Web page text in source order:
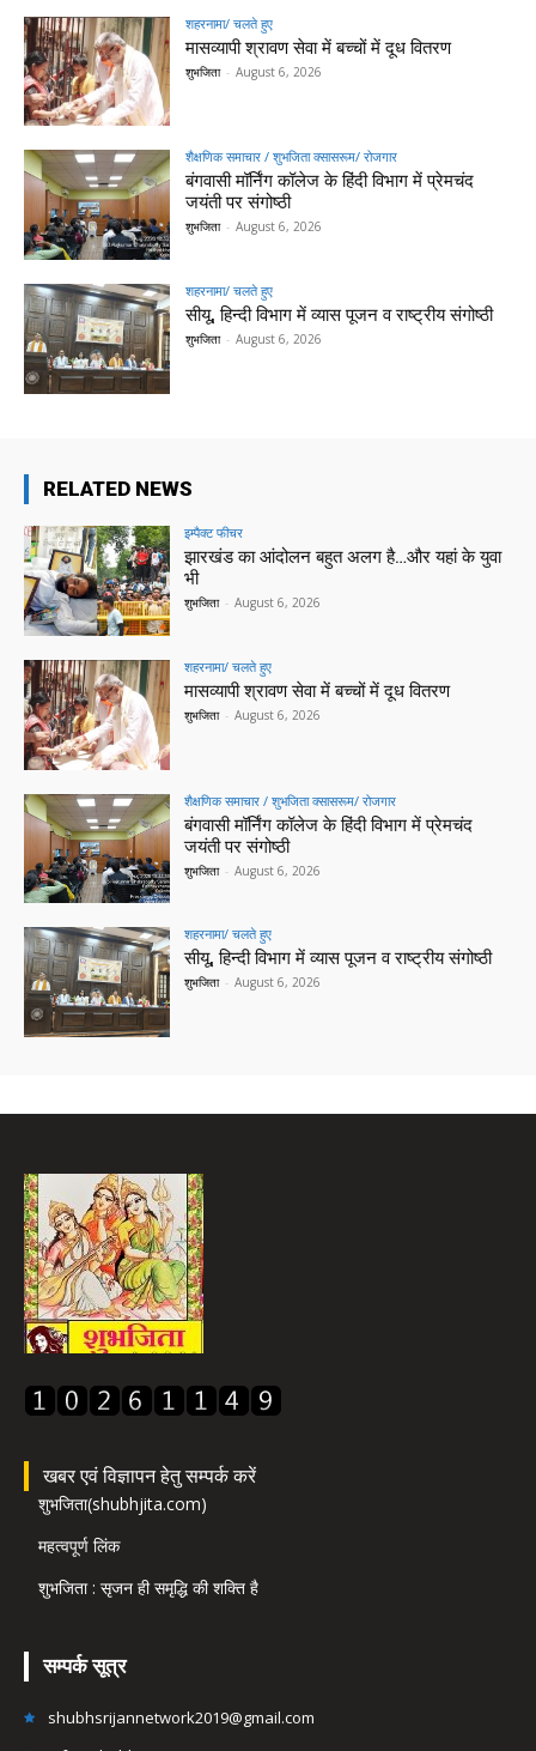
शहरनामा/ चलते हुए
मासव्यापी श्रावण सेवा में बच्चों में दूध वितरण
शुभजिता - August 6, 2026
शैक्षणिक समाचार / शुभजिता क्सासरूम/ रोजगार
बंगवासी मॉर्निंग कॉलेज के हिंदी विभाग में प्रेमचंद
जयंती पर संगोष्ठी
शुभजिता - August 6, 2026
शहरनामा/ चलते हुए
सीयू, हिन्दी विभाग में व्यास पूजन व राष्ट्रीय संगोष्ठी
शुभजिता - August 6, 2026
RELATED NEWS
इम्पैक्ट फीचर
झारखंड का आंदोलन बहुत अलग है…और यहां के युवा
भी
शुभजिता - August 6, 2026
शहरनामा/ चलते हुए
मासव्यापी श्रावण सेवा में बच्चों में दूध वितरण
शुभजिता - August 6, 2026
शैक्षणिक समाचार / शुभजिता क्सासरूम/ रोजगार
बंगवासी मॉर्निंग कॉलेज के हिंदी विभाग में प्रेमचंद
जयंती पर संगोष्ठी
शुभजिता - August 6, 2026
शहरनामा/ चलते हुए
सीयू, हिन्दी विभाग में व्यास पूजन व राष्ट्रीय संगोष्ठी
शुभजिता - August 6, 2026
खबर एवं विज्ञापन हेतु सम्पर्क करें
शुभजिता(shubhjita.com)
महत्वपूर्ण लिंक
शुभजिता : सृजन ही समृद्धि की शक्ति है
सम्पर्क सूत्र
shubhsrijannetwork2019@gmail.com